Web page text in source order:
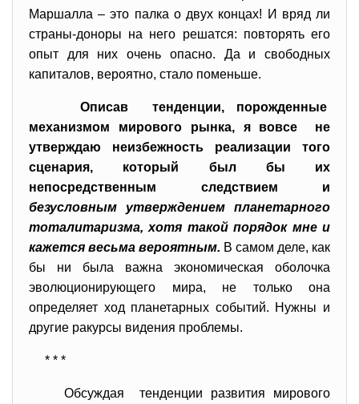
Маршалла – это палка о двух концах! И вряд ли
страны-доноры на него решатся: повторять его
опыт для них очень опасно. Да и свободных
капиталов, вероятно, стало поменьше.
Описав тенденции, порожденные
механизмом мирового рынка, я вовсе не
утверждаю неизбежность реализации того
сценария, который был бы их
непосредственным следствием и
безусловным утверждением планетарного
тоталитаризма, хотя такой порядок мне и
кажется весьма вероятным. В самом деле, как
бы ни была важна экономическая оболочка
эволюционирующего мира, не только она
определяет ход планетарных событий. Нужны и
другие ракурсы видения проблемы.
* * *
Обсуждая тенденции развития мирового